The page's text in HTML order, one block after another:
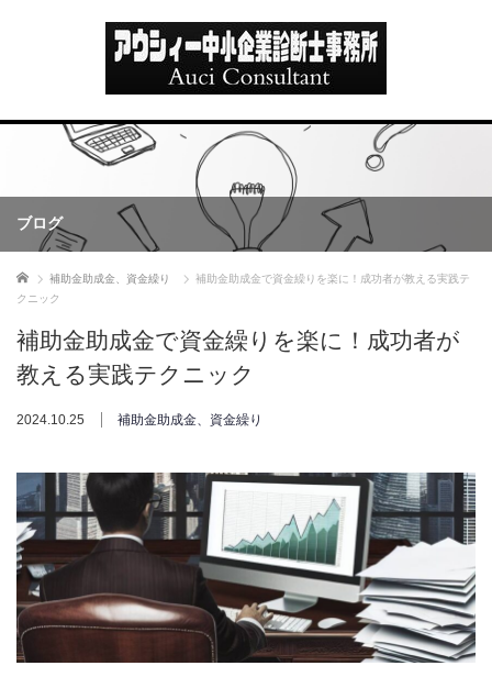
ブログ
ホーム 補助金助成金、資金繰り
補助金助成金で資金繰りを楽に！成功者が教える実践テ
クニック
補助金助成金で資金繰りを楽に！成功者が
教える実践テクニック
2024.10.25 補助金助成金、資金繰り